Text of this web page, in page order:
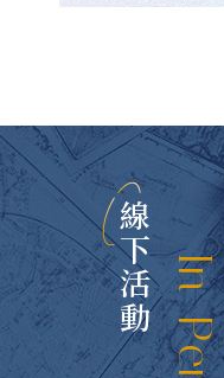
線下活動